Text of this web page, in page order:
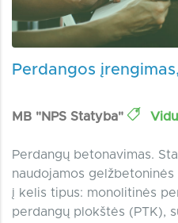
Perdangos
MB "NPS Statyba"
Perdangų betonavimas.
naudojamos
į kelis tipus: monolitinės
perdangų plokštės (PTK),